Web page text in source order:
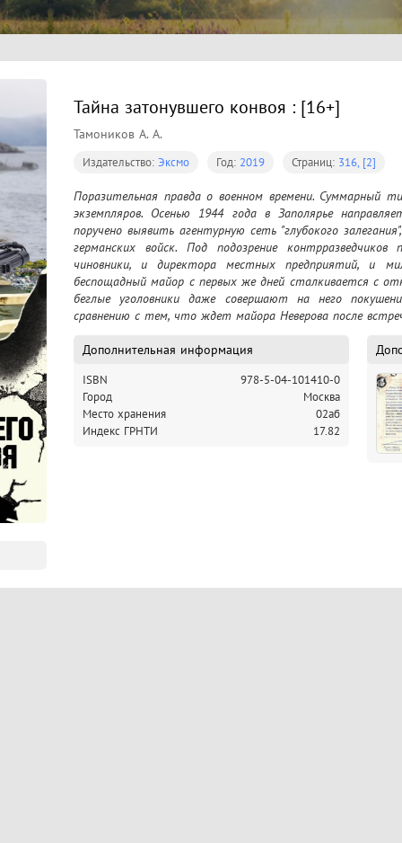
Тайна затонувшего конвоя : [16+]
Тамоников А. А.
Издательство: Эксмо Год: 2019 Страниц: 316, [2]
﻿Поразительная правда о военном времени. Суммарный
экземпляров. Осенью 1944 года в Заполярье
поручено выявить агентурную сеть "глубокого
германских войск. Под подозрение
чиновники, и директора местных предприятий, и
беспощадный майор с первых же дней сталкивается с
беглые уголовники даже совершают на него
Дополнительная информация
ISBN
978-5-04-101410-0
Город
Москва
Место хранения
02аб
Индекс ГРНТИ
17.82